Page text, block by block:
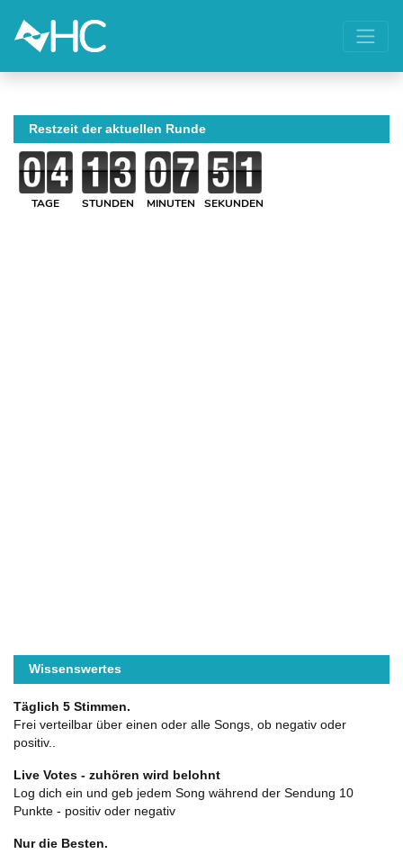
Restzeit der aktuellen Runde
TAGE STUNDEN MINUTEN SEKUNDEN
Wissenswertes
Täglich 5 Stimmen.
Frei verteilbar über einen oder alle Songs, ob negativ oder
positiv..
Live Votes - zuhören wird belohnt
Log dich ein und geb jedem Song während der Sendung 10
Punkte - positiv oder negativ
Nur die Besten.